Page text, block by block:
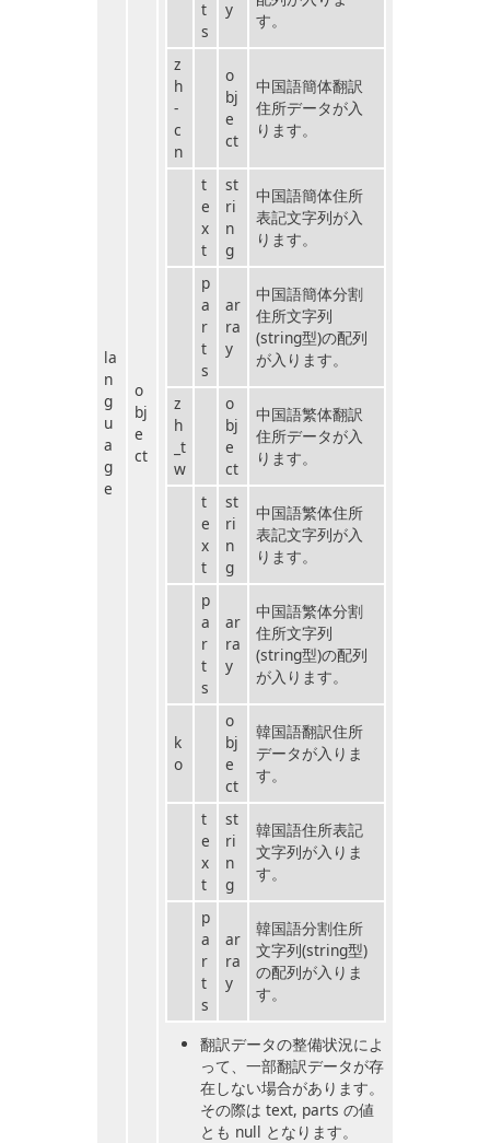
la
n
g
u
a
g
e
o
bj
e
ct
t
s
y
す。
z
h
-
c
n
o
bj
e
ct
中国語簡体翻訳
住所データが入
ります。
t
e
x
t
st
ri
n
g
中国語簡体住所
表記文字列が入
ります。
p
a
r
t
s
ar
ra
y
中国語簡体分割
住所文字列
(string型)の配列
が入ります。
z
h
_t
w
o
bj
e
ct
中国語繁体翻訳
住所データが入
ります。
t
e
x
t
st
ri
n
g
中国語繁体住所
表記文字列が入
ります。
p
a
r
t
s
ar
ra
y
中国語繁体分割
住所文字列
(string型)の配列
が入ります。
k
o
o
bj
e
ct
韓国語翻訳住所
データが入りま
す。
t
e
x
t
st
ri
n
g
韓国語住所表記
文字列が入りま
す。
p
a
r
t
s
ar
ra
y
韓国語分割住所
文字列(string型)
の配列が入りま
す。
翻訳データの整備状況によ
って、一部翻訳データが存
在しない場合があります。
その際は text, parts の値
とも null となります。